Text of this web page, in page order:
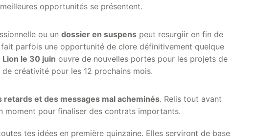
opportunités se présentent.
ou un dossier en suspens peut resurgiir en fin de
parfois une opportunité de clore définitivement quelque
le 30 juin ouvre de nouvelles portes pour les projets de
créativité pour les 12 prochains mois.
retards et des messages mal acheminés. Relis tout avant
moment pour finaliser des contrats importants.
tes idées en première quinzaine. Elles serviront de base